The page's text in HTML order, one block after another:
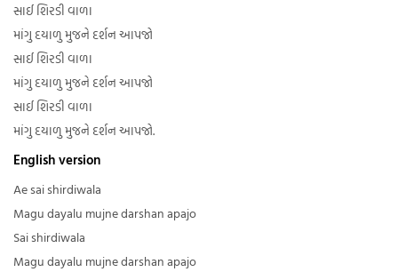
સાઈ શિરડી વાળા
માંગુ દયાળુ મુજને દર્શન આપજો
સાઈ શિરડી વાળા
માંગુ દયાળુ મુજને દર્શન આપજો
સાઈ શિરડી વાળા
માંગુ દયાળુ મુજને દર્શન આપજો.
English version
Ae sai shirdiwala
Magu dayalu mujne darshan apajo
Sai shirdiwala
Magu dayalu mujne darshan apajo